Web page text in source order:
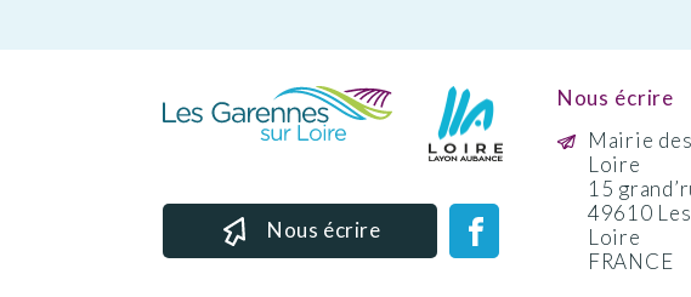
Nous écrire
Nous écrire
Mairie
Loire
15
49610
Loire
FRANCE